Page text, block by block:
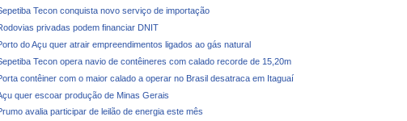
Tecon conquista novo serviço de importação
privadas podem financiar DNIT
do Açu quer atrair empreendimentos ligados ao gás natural
Tecon opera navio de contêineres com calado recorde de 15,20m
contêiner com o maior calado a operar no Brasil desatraca em Itaguaí
quer escoar produção de Minas Gerais
avalia participar de leilão de energia este mês